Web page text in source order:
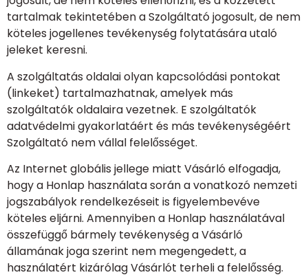
tartalmak tekintetében a Szolgáltató jogosult, de nem
köteles jogellenes tevékenység folytatására utaló
jeleket keresni.
A szolgáltatás oldalai olyan kapcsolódási pontokat
(linkeket) tartalmazhatnak, amelyek más
szolgáltatók oldalaira vezetnek. E szolgáltatók
adatvédelmi gyakorlatáért és más tevékenységéért
Szolgáltató nem vállal felelősséget.
Az Internet globális jellege miatt Vásárló elfogadja,
hogy a Honlap használata során a vonatkozó nemzeti
jogszabályok rendelkezéseit is figyelembevéve
köteles eljárni. Amennyiben a Honlap használatával
összefüggő bármely tevékenység a Vásárló
államának joga szerint nem megengedett, a
használatért kizárólag Vásárlót terheli a felelősség.